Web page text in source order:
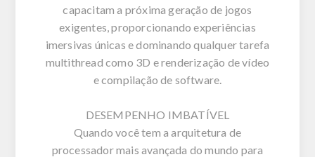
capacitam a próxima geração de jogos
exigentes, proporcionando experiências
imersivas únicas e dominando qualquer tarefa
multithread como 3D e renderização de vídeo
e compilação de software.
DESEMPENHO IMBATÍVEL
Quando você tem a arquitetura de
processador mais avançada do mundo para